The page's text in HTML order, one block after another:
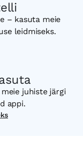
– kasuta meie
leidmiseks.
juhiste järgi
appi.